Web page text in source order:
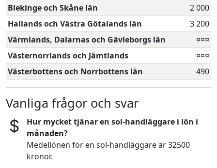
Blekinge och Skåne län
2 000
Hallands och Västra Götalands län
3 200
Värmlands, Dalarnas och Gävleborgs län
¤¤¤
Västernorrlands och Jämtlands
¤¤¤
Västerbottens och Norrbottens län
490
Vanliga frågor och svar
Hur mycket tjänar en sol-handläggare i lön i
månaden?
Medellönen för en sol-handläggare är 32500
kronor.